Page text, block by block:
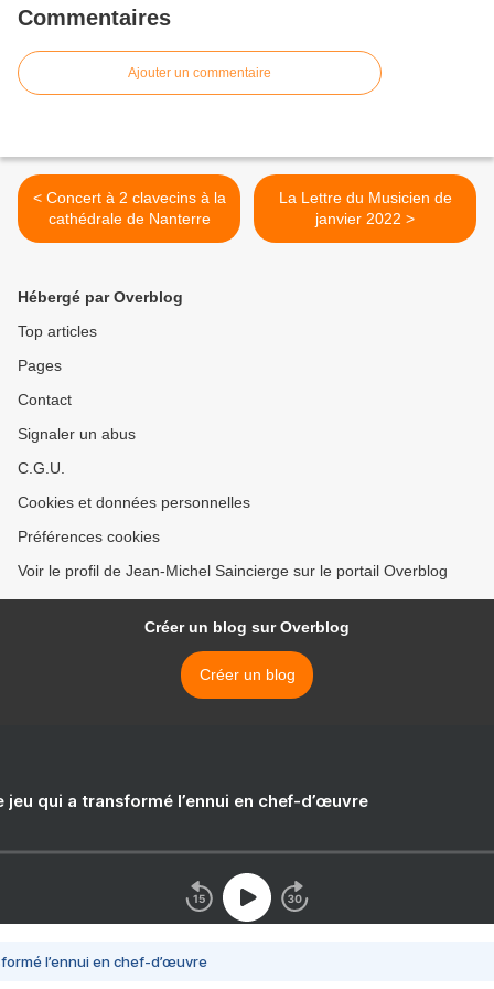
Commentaires
Ajouter un commentaire
< Concert à 2 clavecins à la
cathédrale de Nanterre
La Lettre du Musicien de
janvier 2022 >
Hébergé par Overblog
Top articles
Pages
Contact
Signaler un abus
C.G.U.
Cookies et données personnelles
Préférences cookies
Voir le profil de Jean-Michel Saincierge sur le portail Overblog
Créer un blog sur Overblog
Créer un blog
jeu qui a transformé l’ennui en chef-d’œuvre
l’ennui en chef-d’œuvre